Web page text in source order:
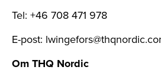
Tel: +46 708 471 978
E-post:
Om THQ Nordic